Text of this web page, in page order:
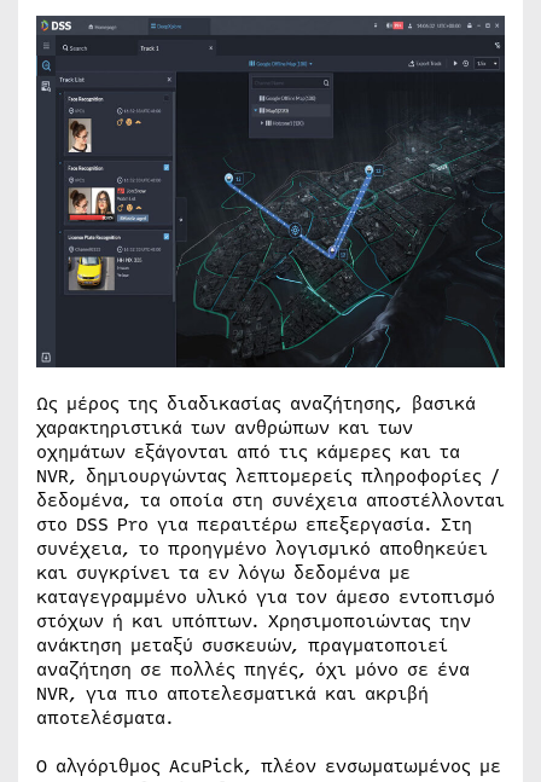
Ως μέρος της διαδικασίας αναζήτησης, βασικά
χαρακτηριστικά των ανθρώπων και των
οχημάτων εξάγονται από τις κάμερες και τα
NVR, δημιουργώντας λεπτομερείς πληροφορίες /
δεδομένα, τα οποία στη συνέχεια αποστέλλονται
στο DSS Pro για περαιτέρω επεξεργασία. Στη
συνέχεια, το προηγμένο λογισμικό αποθηκεύει
και συγκρίνει τα εν λόγω δεδομένα με
καταγεγραμμένο υλικό για τον άμεσο εντοπισμό
στόχων ή και υπόπτων. Χρησιμοποιώντας την
ανάκτηση μεταξύ συσκευών, πραγματοποιεί
αναζήτηση σε πολλές πηγές, όχι μόνο σε ένα
NVR, για πιο αποτελεσματικά και ακριβή
αποτελέσματα.
Ο αλγόριθμος AcuPick, πλέον ενσωματωμένος με